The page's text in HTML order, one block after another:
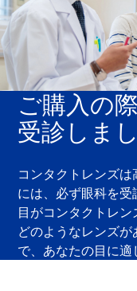
ご購入の
受診しま
コンタクトレンズ
には、必ず眼科を
目がコンタクトレ
どのようなレンズ
で、あなたの目に適